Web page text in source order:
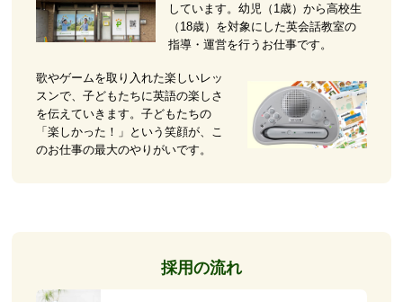
しています。幼児（1歳）から高校生
（18歳）を対象にした英会話教室の
指導・運営を行うお仕事です。
歌やゲームを取り入れた楽しいレッ
スンで、子どもたちに英語の楽しさ
を伝えていきます。子どもたちの
「楽しかった！」という笑顔が、こ
のお仕事の最大のやりがいです。
採用の流れ